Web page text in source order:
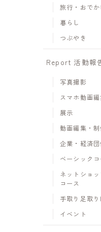
旅行・おでか
暮らし
つぶやき
Report 活動報
写真撮影
スマホ動画
展示
動画編集・制
企業・経済
ベーシックコ
ネットショ
コース
手取り足取り
イベント